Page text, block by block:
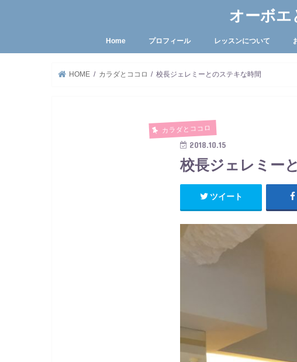
オーボエ
Home プロフィール レッスンについて
HOME カラダとココロ 校長ジェレミーとのステキな時間
カラダとココロ
2018.10.15
校長ジェレミー
ツイート